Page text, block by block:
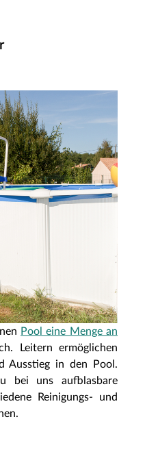
Pool eine Menge an
Leitern ermöglichen
Ausstieg in den Pool.
bei uns aufblasbare
Reinigungs- und